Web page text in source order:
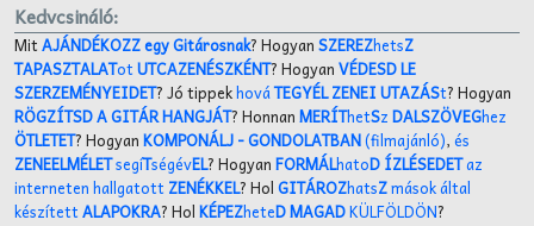
Kedvcsináló:
MitAJÁNDÉKOZZ egy Gitárosnak? HogyanSZEREZhetsZ
TAPASZTALATotUTCAZENÉSZKÉNT? HogyanVÉDESD LE
SZERZEMÉNYEIDET? Jó tippekhováTEGYÉL ZENEI UTAZÁSt? Hogyan
RÖGZÍTSD A GITÁR HANGJÁT? HonnanMERÍThetSzDALSZÖVEGhez
ÖTLETET? HogyanKOMPONÁLJ- GONDOLATBAN(filmajánló),és
ZENEELMÉLETsegíTségévEL? HogyanFORMÁLhatoD ÍZLÉSEDETaz
interneten hallgatott ZENÉKKEL? HolGITÁROZhatsZmások által
készítettALAPOKRA? HolKÉPEZheteD MAGADKÜLFÖLDÖN?